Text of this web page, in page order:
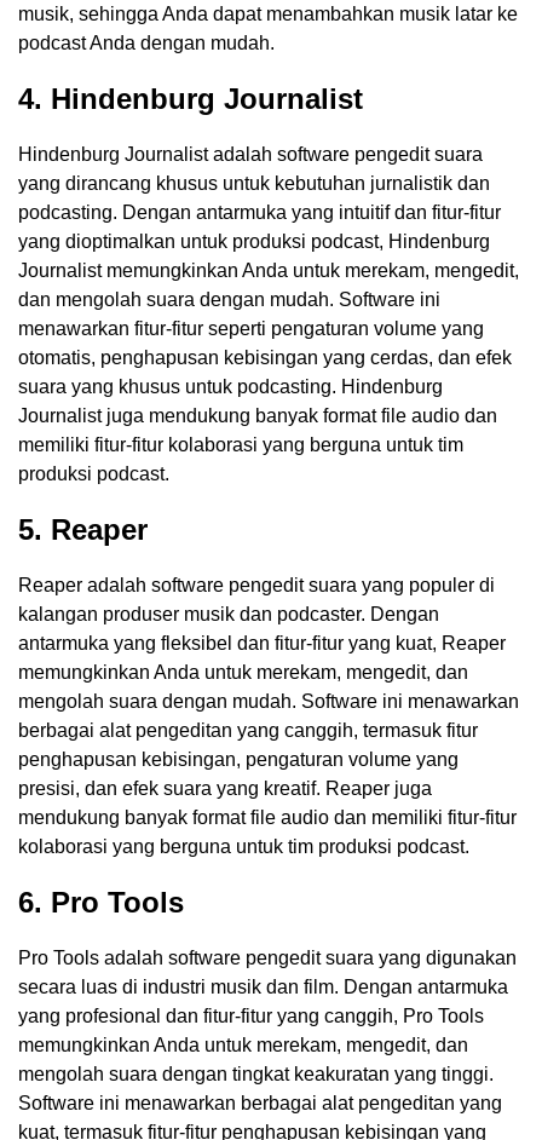
musik, sehingga Anda dapat menambahkan musik latar ke
podcast Anda dengan mudah.
4. Hindenburg Journalist
Hindenburg Journalist adalah software pengedit suara
yang dirancang khusus untuk kebutuhan jurnalistik dan
podcasting. Dengan antarmuka yang intuitif dan fitur-fitur
yang dioptimalkan untuk produksi podcast, Hindenburg
Journalist memungkinkan Anda untuk merekam, mengedit,
dan mengolah suara dengan mudah. Software ini
menawarkan fitur-fitur seperti pengaturan volume yang
otomatis, penghapusan kebisingan yang cerdas, dan efek
suara yang khusus untuk podcasting. Hindenburg
Journalist juga mendukung banyak format file audio dan
memiliki fitur-fitur kolaborasi yang berguna untuk tim
produksi podcast.
5. Reaper
Reaper adalah software pengedit suara yang populer di
kalangan produser musik dan podcaster. Dengan
antarmuka yang fleksibel dan fitur-fitur yang kuat, Reaper
memungkinkan Anda untuk merekam, mengedit, dan
mengolah suara dengan mudah. Software ini menawarkan
berbagai alat pengeditan yang canggih, termasuk fitur
penghapusan kebisingan, pengaturan volume yang
presisi, dan efek suara yang kreatif. Reaper juga
mendukung banyak format file audio dan memiliki fitur-fitur
kolaborasi yang berguna untuk tim produksi podcast.
6. Pro Tools
Pro Tools adalah software pengedit suara yang digunakan
secara luas di industri musik dan film. Dengan antarmuka
yang profesional dan fitur-fitur yang canggih, Pro Tools
memungkinkan Anda untuk merekam, mengedit, dan
mengolah suara dengan tingkat keakuratan yang tinggi.
Software ini menawarkan berbagai alat pengeditan yang
kuat, termasuk fitur-fitur penghapusan kebisingan yang